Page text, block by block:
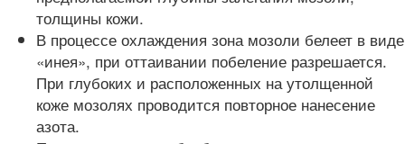
толщины кожи.
В процессе охлаждения зона мозоли белеет в виде
«инея», при оттаивании побеление разрешается.
При глубоких и расположенных на утолщенной
коже мозолях проводится повторное нанесение
азота.